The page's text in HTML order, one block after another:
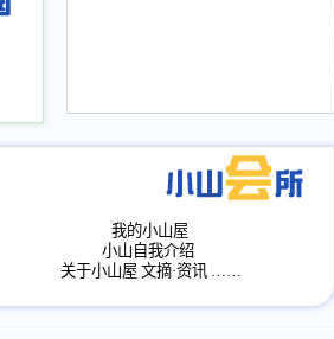
我的小山屋
小山自我介绍
关于小山屋 文摘·资讯 ……